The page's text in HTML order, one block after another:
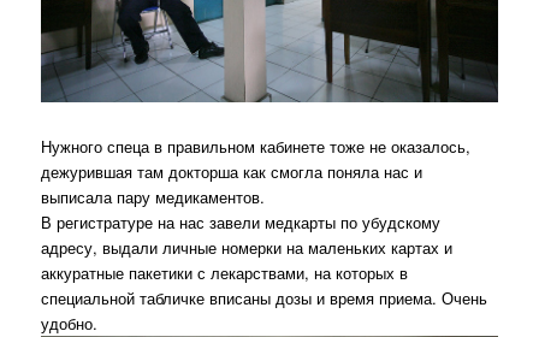
Нужного спеца в правильном кабинете тоже не оказалось,
дежурившая там докторша как смогла поняла нас и
выписала пару медикаментов.
В регистратуре на нас завели медкарты по убудскому
адресу, выдали личные номерки на маленьких картах и
аккуратные пакетики с лекарствами, на которых в
специальной табличке вписаны дозы и время приема. Очень
удобно.